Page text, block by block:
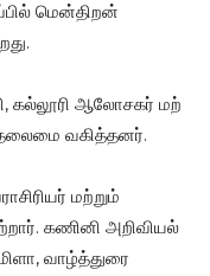
மென்திறன்
கல்லூரி ஆலோசகர் மற்
வகித்தனர்.
மற்றும்
கணினி அறிவியல்
வாழ்த்துரை